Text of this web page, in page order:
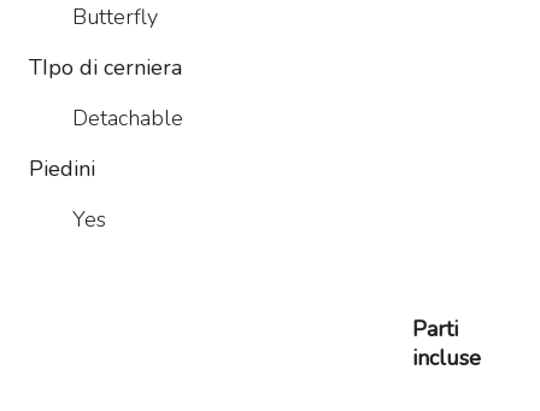
Butterfly
TIpo di cerniera
Detachable
Piedini
Yes
Parti
incluse